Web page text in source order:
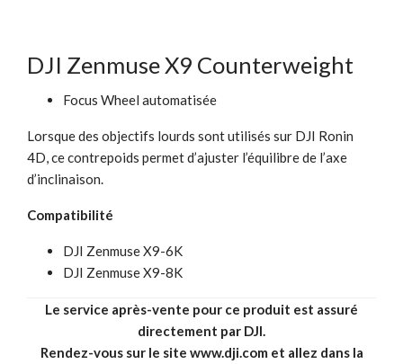
DJI Zenmuse X9 Counterweight
Focus Wheel automatisée
Lorsque des objectifs lourds sont utilisés sur DJI Ronin
4D, ce contrepoids permet d’ajuster l’équilibre de l’axe
d’inclinaison.
Compatibilité
DJI Zenmuse X9-6K
DJI Zenmuse X9-8K
Le service après-vente pour ce produit est assuré
directement par DJI.
Rendez-vous sur le site www.dji.com et allez dans la